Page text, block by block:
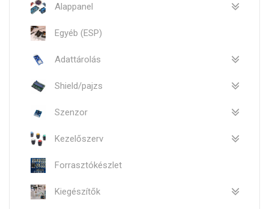
Alappanel
Egyéb (ESP)
Adattárolás
Shield/pajzs
Szenzor
Kezelőszerv
Forrasztókészlet
Kiegészítők